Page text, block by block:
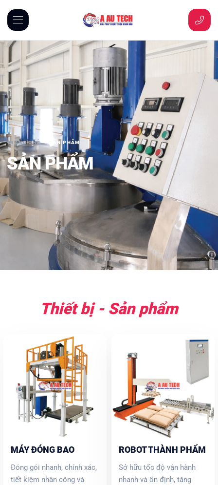
TRANG CHỦ SẢN PHẨM
SẢN PHẨM
Thiết bị - Sản phẩm
MÁY ĐÓNG BAO
Đóng gói nhanh, chính xác,
tiết kiệm nhân công và
ROBOT THÀNH PHẨM
Sở hữu tốc độ vận hành
nhanh và ổn định, tăng